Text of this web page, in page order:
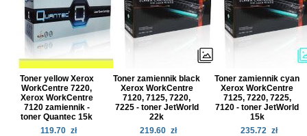
Toner yellow Xerox
WorkCentre 7220,
Xerox WorkCentre
7120 zamiennik -
toner Quantec 15k
119.70 zł
Toner zamiennik black
Xerox WorkCentre
7120, 7125, 7220,
7225 - toner JetWorld
22k
219.60 zł
Toner zamiennik cyan
Xerox WorkCentre
7125, 7220, 7225,
7120 - toner JetWorld
15k
235.72 zł